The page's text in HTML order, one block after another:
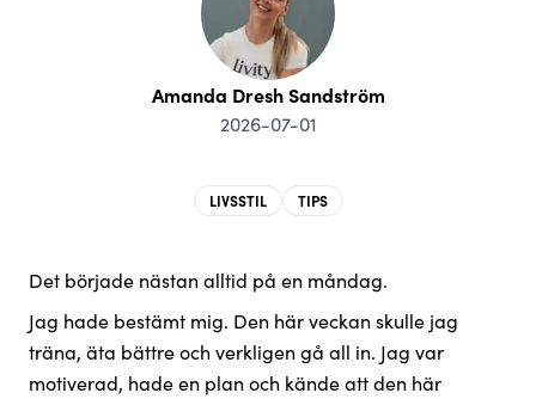
Amanda Dresh Sandström
2026-07-01
LIVSSTIL TIPS
Det började nästan alltid på en måndag.
Jag hade bestämt mig. Den här veckan skulle jag
träna, äta bättre och verkligen gå all in. Jag var
motiverad, hade en plan och kände att den här